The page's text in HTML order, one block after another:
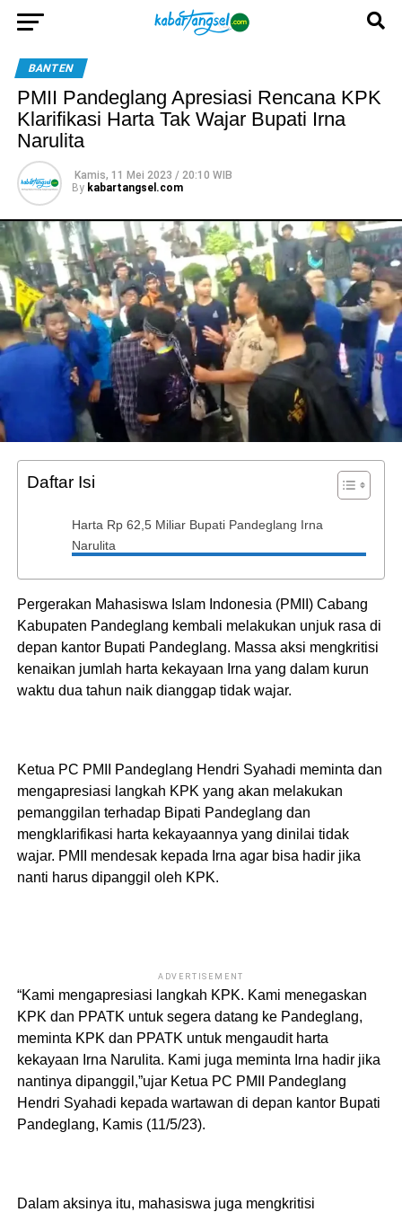
BANTEN
PMII Pandeglang Apresiasi Rencana KPK
Klarifikasi Harta Tak Wajar Bupati Irna
Narulita
Kamis, 11 Mei 2023 / 20:10 WIB
By kabartangsel.com
Daftar Isi
Harta Rp 62,5 Miliar Bupati Pandeglang Irna
Narulita
Pergerakan Mahasiswa Islam Indonesia (PMII) Cabang
Kabupaten Pandeglang kembali melakukan unjuk rasa di
depan kantor Bupati Pandeglang. Massa aksi mengkritisi
kenaikan jumlah harta kekayaan Irna yang dalam kurun
waktu dua tahun naik dianggap tidak wajar.
Ketua PC PMII Pandeglang Hendri Syahadi meminta dan
mengapresiasi langkah KPK yang akan melakukan
pemanggilan terhadap Bipati Pandeglang dan
mengklarifikasi harta kekayaannya yang dinilai tidak
wajar. PMII mendesak kepada Irna agar bisa hadir jika
nanti harus dipanggil oleh KPK.
ADVERTISEMENT
“Kami mengapresiasi langkah KPK. Kami menegaskan
KPK dan PPATK untuk segera datang ke Pandeglang,
meminta KPK dan PPATK untuk mengaudit harta
kekayaan Irna Narulita. Kami juga meminta Irna hadir jika
nantinya dipanggil,”ujar Ketua PC PMII Pandeglang
Hendri Syahadi kepada wartawan di depan kantor Bupati
Pandeglang, Kamis (11/5/23).
Dalam aksinya itu, mahasiswa juga mengkritisi